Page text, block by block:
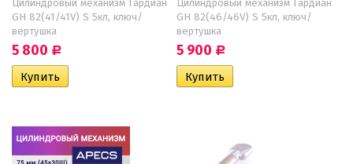
Цилиндровый механизм Гардиан
GH 82(41/41V) S 5кл, ключ/
вертушка
5 800 Р
Цилиндровый механизм Гардиан
GH 82(46/46V) S 5кл, ключ/
вертушка
5 900 Р